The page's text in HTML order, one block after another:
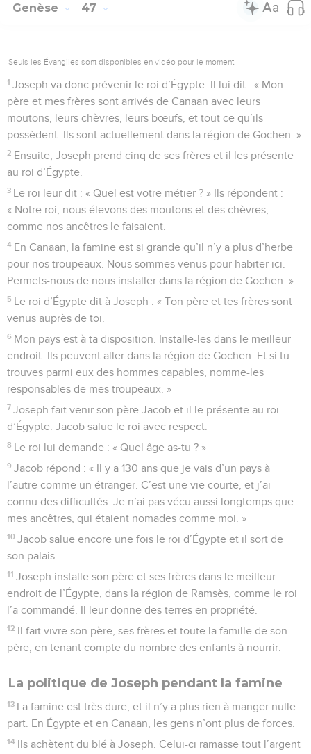
Genèse 47
Seuls les Évangiles sont disponibles en vidéo pour le moment.
1 Joseph va donc prévenir le roi d’Égypte. Il lui dit : « Mon
père et mes frères sont arrivés de Canaan avec leurs
moutons, leurs chèvres, leurs bœufs, et tout ce qu’ils
possèdent. Ils sont actuellement dans la région de Gochen. »
2 Ensuite, Joseph prend cinq de ses frères et il les présente
au roi d’Égypte.
3 Le roi leur dit : « Quel est votre métier ? » Ils répondent :
« Notre roi, nous élevons des moutons et des chèvres,
comme nos ancêtres le faisaient.
4 En Canaan, la famine est si grande qu’il n’y a plus d’herbe
pour nos troupeaux. Nous sommes venus pour habiter ici.
Permets-nous de nous installer dans la région de Gochen. »
5 Le roi d’Égypte dit à Joseph : « Ton père et tes frères sont
venus auprès de toi.
6 Mon pays est à ta disposition. Installe-les dans le meilleur
endroit. Ils peuvent aller dans la région de Gochen. Et si tu
trouves parmi eux des hommes capables, nomme-les
responsables de mes troupeaux. »
7 Joseph fait venir son père Jacob et il le présente au roi
d’Égypte. Jacob salue le roi avec respect.
8 Le roi lui demande : « Quel âge as-tu ? »
9 Jacob répond : « Il y a 130 ans que je vais d’un pays à
l’autre comme un étranger. C’est une vie courte, et j’ai
connu des difficultés. Je n’ai pas vécu aussi longtemps que
mes ancêtres, qui étaient nomades comme moi. »
10 Jacob salue encore une fois le roi d’Égypte et il sort de
son palais.
11 Joseph installe son père et ses frères dans le meilleur
endroit de l’Égypte, dans la région de Ramsès, comme le roi
l’a commandé. Il leur donne des terres en propriété.
12 Il fait vivre son père, ses frères et toute la famille de son
père, en tenant compte du nombre des enfants à nourrir.
La politique de Joseph pendant la famine
13 La famine est très dure, et il n’y a plus rien à manger nulle
part. En Égypte et en Canaan, les gens n’ont plus de forces.
14 Ils achètent du blé à Joseph. Celui-ci ramasse tout l’argent